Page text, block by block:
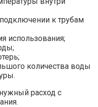
к трубам
использования;
количества воды
расход с